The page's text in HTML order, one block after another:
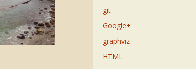
git
Google+
graphviz
HTML